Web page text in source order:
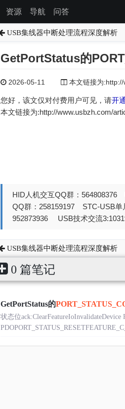
资源 导航 问答
USB集线器中断处理流程深度解析
GetPortStatus的
2026-05-11 本文链接为
您好，该文仅对付费用户可见，请开
本文链接为:http://www.usbzh.com/
HID人机交互QQ群：
QQ群：258159197 STC-USB单
952873936 USB技术交流
USB集线器中断处理流程深度解析
0 篇笔记
GetPortStatus的
状态位ack:ClearFeatureIoInvalidateDevice